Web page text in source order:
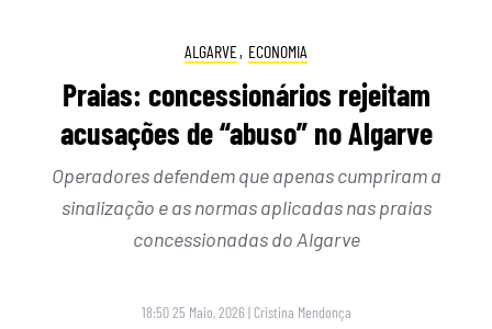
ALGARVE, ECONOMIA
Praias: concessionários rejeitam
acusações de “abuso” no Algarve
Operadores defendem que apenas cumpriram a
sinalização e as normas aplicadas nas praias
concessionadas do Algarve
18:50 25 Maio, 2026 | Cristina Mendonça